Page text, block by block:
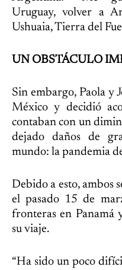
Uruguay, volver a
Ushuaia, Tierra del
UN OBSTÁCULO
Sin embargo, Paola y
México y decidió
contaban con un
dejado daños de
mundo: la pandemia
Debido a esto, ambos
el pasado 15 de
fronteras en Panamá
su viaje.
“Ha sido un poco